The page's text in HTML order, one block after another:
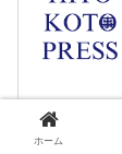
ホーム